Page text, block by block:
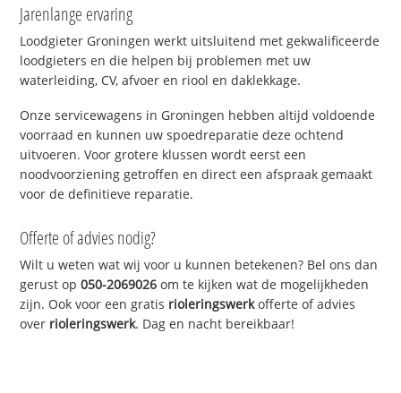
Jarenlange ervaring
Loodgieter Groningen werkt uitsluitend met gekwalificeerde
loodgieters en die helpen bij problemen met uw
waterleiding, CV, afvoer en riool en daklekkage.
Onze servicewagens in Groningen hebben altijd voldoende
voorraad en kunnen uw spoedreparatie deze ochtend
uitvoeren. Voor grotere klussen wordt eerst een
noodvoorziening getroffen en direct een afspraak gemaakt
voor de definitieve reparatie.
Offerte of advies nodig?
Wilt u weten wat wij voor u kunnen betekenen? Bel ons dan
gerust op050-2069026 om te kijken wat de mogelijkheden
zijn. Ook voor een gratis rioleringswerkofferte of advies
over rioleringswerk. Dag en nacht bereikbaar!